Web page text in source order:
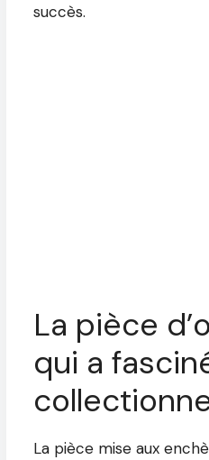
succès.
La pièce
qui a
La pièce mise aux